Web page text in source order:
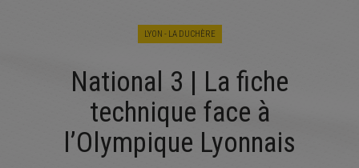
SAISON 2026/2027
LE PROJET SPORTIF
LYON - LA DUCHÈRE
National 3 | La fiche
technique face à
l’Olympique Lyonnais